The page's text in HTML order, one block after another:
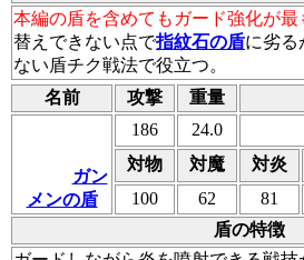
本編の盾を含めてもガード強化が最
替えできない点で指紋石の盾に劣る
ない盾チク戦法で役立つ。
名前
攻撃 重量
ガン
メンの盾
186 24.0
対物
対魔 対炎
100
62 81
盾の特徴